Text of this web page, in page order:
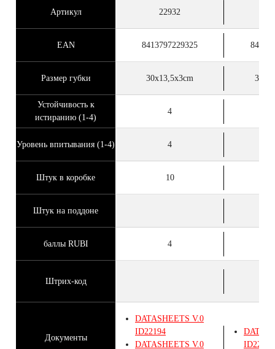
Артикул 22932
EAN 8413797229325
Размер губки 30x13,5x3cm
Устойчивость к
истиранию (1-4)
4
Уровень впитывания (1-4) 4
Штук в коробке 10
Штук на поддоне
баллы RUBI 4
Штрих-код
Документы
DATASHEETS V.0
ID22194
DATASHEETS V.0
ID22191